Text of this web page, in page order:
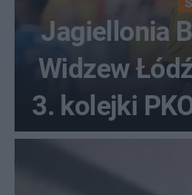
Jagiellonia
Widzew
3. kolejki